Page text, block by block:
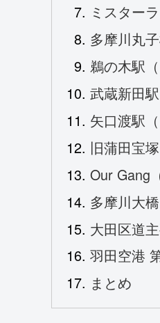
ミスター
多摩川丸
鵜の木駅
武蔵新田
矢口渡駅
旧蒲田宝
Our Gang
多摩川大
大田区道
羽田空港
まとめ